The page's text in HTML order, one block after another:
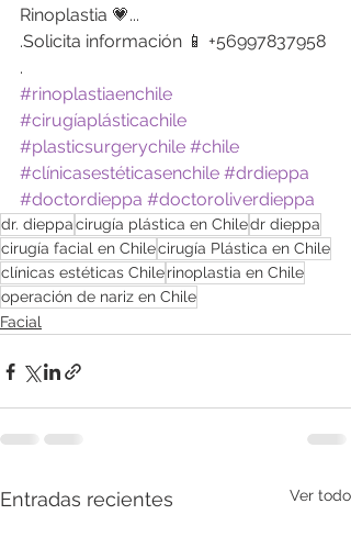
Rinoplastia 💗...
.Solicita información 📱 +56997837958
.
#rinoplastiaenchile
#cirugíaplásticachile
#plasticsurgerychile #chile
#clínicasestéticasenchile #drdieppa
#doctordieppa #doctoroliverdieppa
dr. dieppacirugía plástica en Chiledr dieppa
cirugía facial en Chilecirugía Plástica en Chile
clínicas estéticas Chilerinoplastia en Chile
operación de nariz en Chile
Facial
Entradas recientes Ver todo